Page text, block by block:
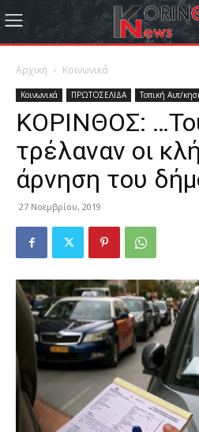
Αρχική Κοινωνικά
Κοινωνικά ΠΡΩΤΟΣΕΛΙΔΑ Τοπική Αυτ/
ΚΟΡΙΝΘΟΣ:
τρέλαναν οι
άρνηση του
27 Νοεμβρίου, 2019